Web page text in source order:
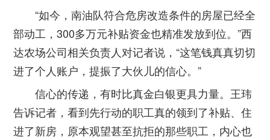
“如今，南油队符合危房改造条件的房屋已经全
部动工，300多万元补贴资金也精准发放到位。”西
达农场公司相关负责人对记者说，“这笔钱真真切切
进了个人账户，提振了大伙儿的信心。”
信心的传递，有时比真金白银更具力量。王玮
告诉记者，看到先行动的职工真的领到了补贴、住
进了新房，原本观望甚至抗拒的那些职工，内心也